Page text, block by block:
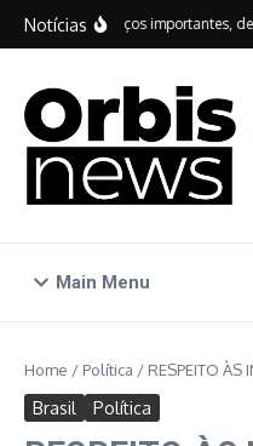
Ir para o conteúdo
Notícias
IDEB: avanços importantes,
Main Menu
Home / Política / RESPEITO
Brasil Política